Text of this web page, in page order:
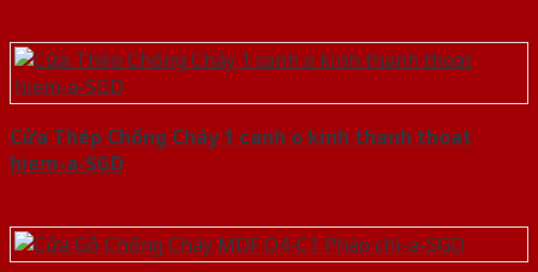
Cửa Thép Chống Cháy 1 canh o kinh thanh thoat
hiem-a-SGD